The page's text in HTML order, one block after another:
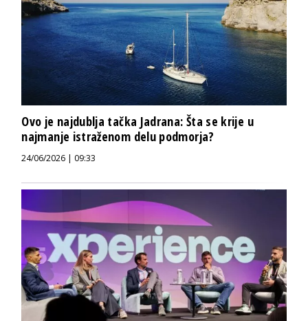
Ovo je najdublja tačka Jadrana: Šta se krije u
najmanje istraženom delu podmorja?
24/06/2026 | 09:33